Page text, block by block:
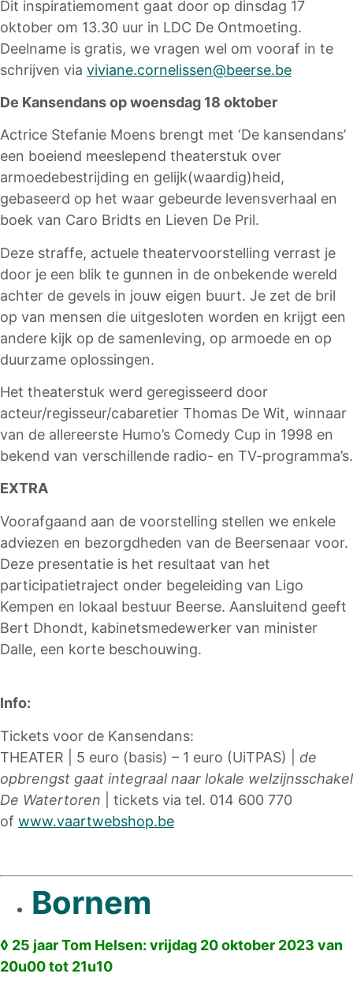
Dit inspiratiemoment gaat door op dinsdag 17
oktober om 13.30 uur in LDC De Ontmoeting.
Deelname is gratis, we vragen wel om vooraf in te
schrijven via viviane.cornelissen@beerse.be
De Kansendans op woensdag 18 oktober
Actrice Stefanie Moens brengt met ‘De kansendans’
een boeiend meeslepend theaterstuk over
armoedebestrijding en gelijk(waardig)heid,
gebaseerd op het waar gebeurde levensverhaal en
boek van Caro Bridts en Lieven De Pril.
Deze straffe, actuele theatervoorstelling verrast je
door je een blik te gunnen in de onbekende wereld
achter de gevels in jouw eigen buurt. Je zet de bril
op van mensen die uitgesloten worden en krijgt een
andere kijk op de samenleving, op armoede en op
duurzame oplossingen.
Het theaterstuk werd geregisseerd door
acteur/regisseur/cabaretier Thomas De Wit, winnaar
van de allereerste Humo’s Comedy Cup in 1998 en
bekend van verschillende radio- en TV-programma’s.
EXTRA
Voorafgaand aan de voorstelling stellen we enkele
adviezen en bezorgdheden van de Beersenaar voor.
Deze presentatie is het resultaat van het
participatietraject onder begeleiding van Ligo
Kempen en lokaal bestuur Beerse. Aansluitend geeft
Bert Dhondt, kabinetsmedewerker van minister
Dalle, een korte beschouwing.
Info:
Tickets voor de Kansendans:
THEATER | 5 euro (basis) – 1 euro (UiTPAS) | de
opbrengst gaat integraal naar lokale welzijnsschakel
De Watertoren | tickets via tel. 014 600 770
of www.vaartwebshop.be
Bornem
◊ 25 jaar Tom Helsen: vrijdag 20 oktober 2023 van
20u00 tot 21u10